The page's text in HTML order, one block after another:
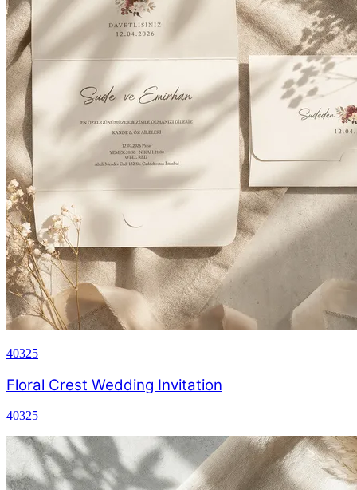
40325
Floral Crest Wedding Invitation
40325